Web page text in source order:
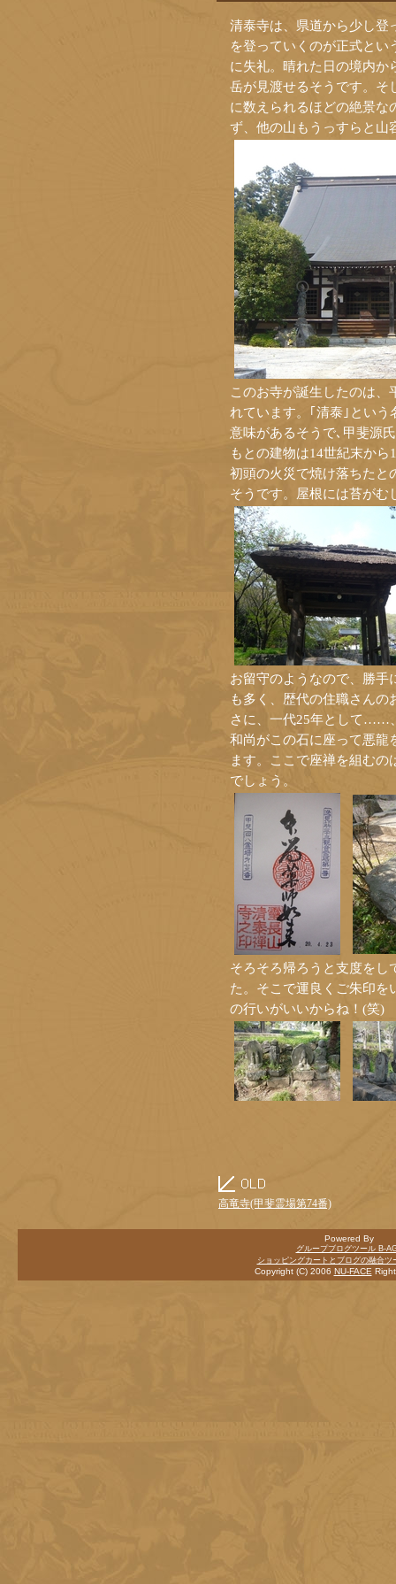
清泰寺は、県道から少し登
を登っていくのが正式と
に失礼。晴れた日の境内か
岳が見渡せるそうです。そ
に数えられるほどの絶景な
ず、他の山もうっすらと山
このお寺が誕生したのは、
れています。｢清泰｣とい
意味があるそうで､甲斐源
もとの建物は14世紀末か
初頭の火災で焼け落ちたと
そうです。屋根には苔がむ
お留守のようなので、勝手
も多く、歴代の住職さん
さに、一代25年として……
和尚がこの石に座って悪龍
ます。ここで座禅を組む
でしょう。
そろそろ帰ろうと支度をし
た。そこで運良くご朱印を
の行いがいいからね！(笑)
高竜寺(甲斐霊場第74番)
Powered By
グループブログツール B-
ショッピングカートとブログの融合ツ
Copyright (C) 2006 NU-FACE